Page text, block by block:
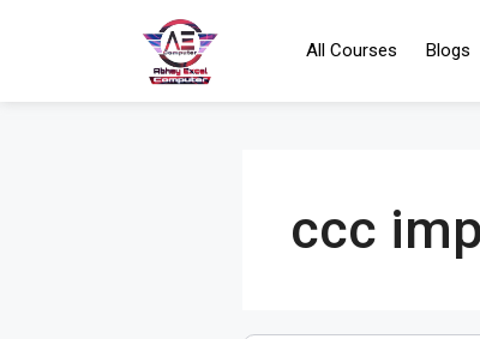
All Courses Blogs
ccc